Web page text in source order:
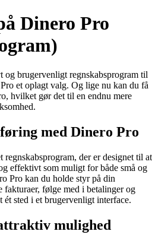
Dinero Pro
brugervenligt regnskabsprogram til
et oplagt valg. Og lige nu kan du få
hvilket gør det til en endnu mere
med Dinero Pro
der er designet til at
effektivt som muligt for både små og
Pro kan du holde styr på din
fakturaer, følge med i betalinger og
ét sted i et brugervenligt interface.
mulighed